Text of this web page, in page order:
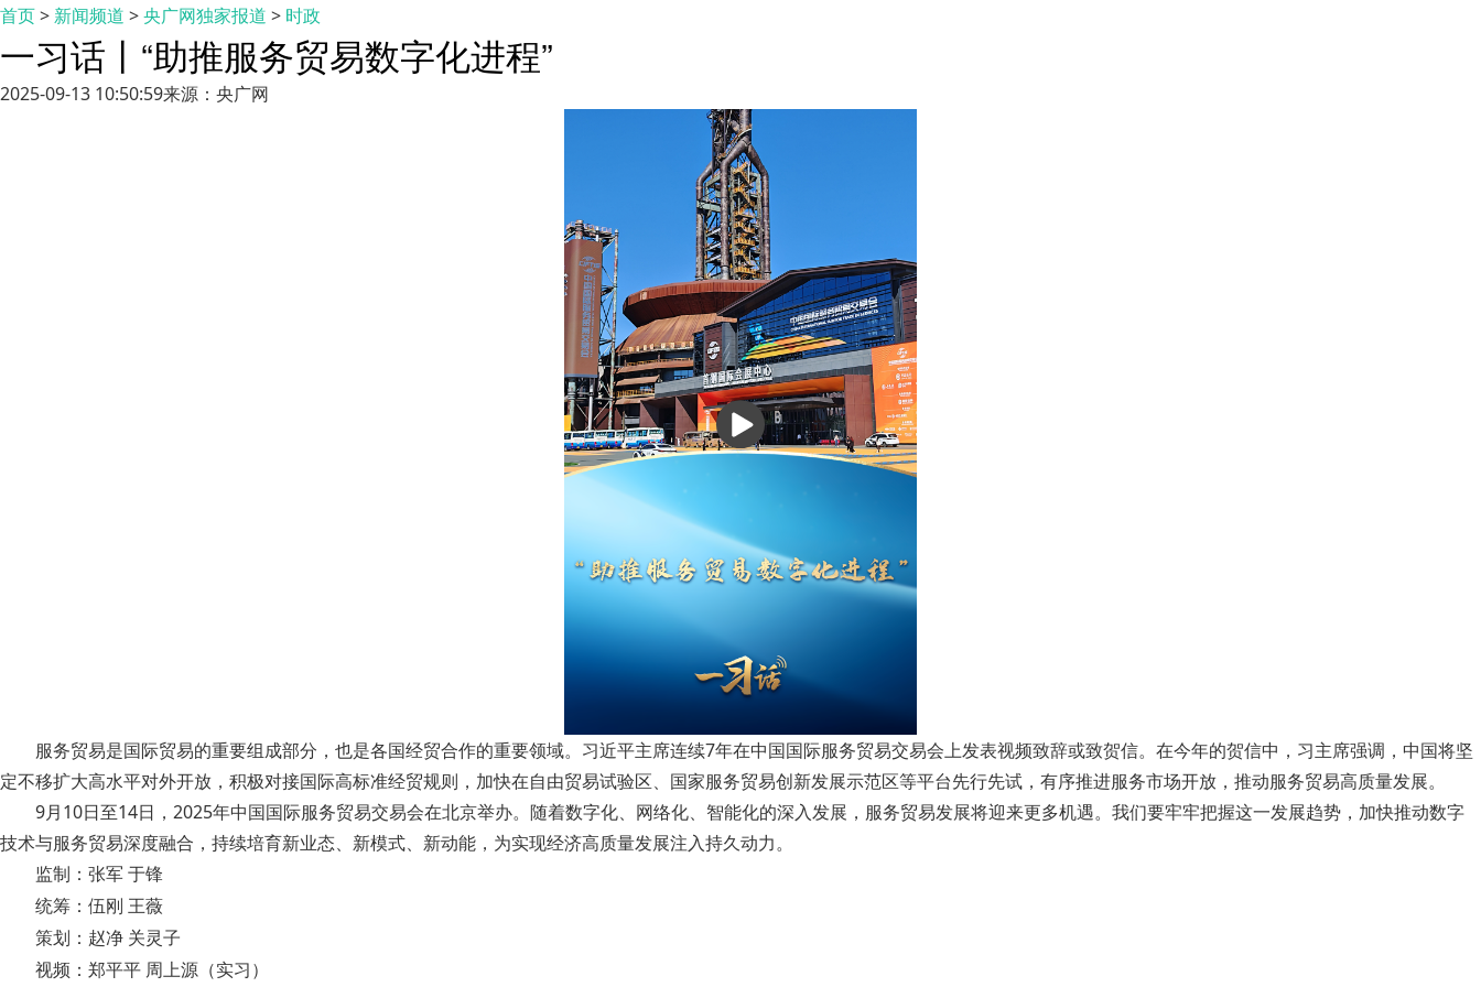
首页> 新闻频道 >央广网独家报道 > 时政
一习话丨“助推服务贸易数字化进程”
2025-09-13 10:50:59来源：央广网
播
放
服务贸易是国际贸易的重要组成部分，也是各国经贸合作的重要领域。习近平主席连续7年在中国国际服务贸易交易会上发表视频致辞或致贺信。在今年的贺信中，习主席强调，中国将坚
定不移扩大高水平对外开放，积极对接国际高标准经贸规则，加快在自由贸易试验区、国家服务贸易创新发展示范区等平台先行先试，有序推进服务市场开放，推动服务贸易高质量发展。
9月10日至14日，2025年中国国际服务贸易交易会在北京举办。随着数字化、网络化、智能化的深入发展，服务贸易发展将迎来更多机遇。我们要牢牢把握这一发展趋势，加快推动数字
技术与服务贸易深度融合，持续培育新业态、新模式、新动能，为实现经济高质量发展注入持久动力。
监制：张军 于锋
统筹：伍刚 王薇
策划：赵净 关灵子
视频：郑平平 周上源（实习）